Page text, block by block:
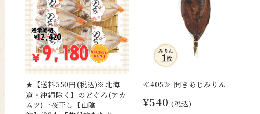
★【送料550円(税込)※北海
道・沖縄除く】のどぐろ(アカ
ムツ)一夜干し【山陰
≪405≫ 開きあじみりん
¥540 (税込)